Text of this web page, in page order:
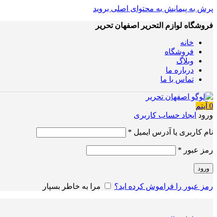
پرش به پیمایش به محتوای اصلی بروید
فروشگاه لوازم التحریر اصفهان تحریر
خانه
فروشگاه
وبلاگ
درباره ما
تماس با ما
0 آیتم
ورود ایجاد حساب کاربری
نام کاربری یا آدرس ایمیل *
رمز عبور *
ورود
رمز عبور را فراموش کرده اید؟ مرا به خاطر بسپار